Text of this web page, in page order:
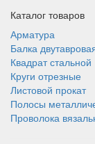
Каталог товаров
Арматура
Балка
Квадрат стальной
Круги отрезные
Листовой прокат
Полосы
Проволока